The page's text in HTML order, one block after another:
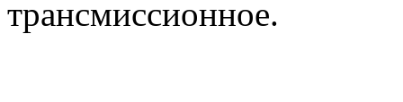
трансмиссионное.